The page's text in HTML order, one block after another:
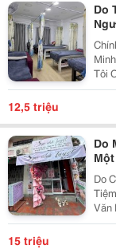
Do
Sẽ,
Tôi
Spa
-
12,5 triệu
Do
Do
Tiệm
Văn
Chỉ
15 triệu